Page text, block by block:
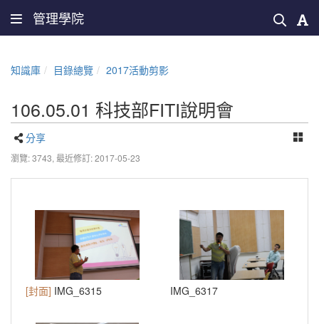
管理學院
知識庫 目錄總覽 2017活動剪影
106.05.01 科技部FITI說明會
分享
瀏覽: 3743, 最近修訂: 2017-05-23
[封面] IMG_6315 IMG_6317